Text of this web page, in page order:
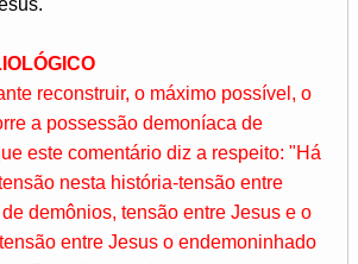
reconstruir, o máximo possível, o
a possessão demoníaca de
este comentário diz a respeito: "Há
nesta história-tensão entre
demônios, tensão entre Jesus e o
entre Jesus o endemoninhado